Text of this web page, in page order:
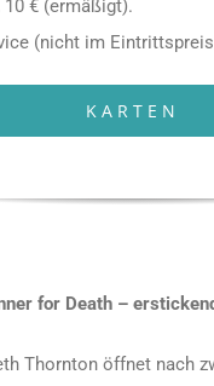
€ (ermäßigt).
(nicht im
KARTEN
for Death –
Thornton öffnet nach